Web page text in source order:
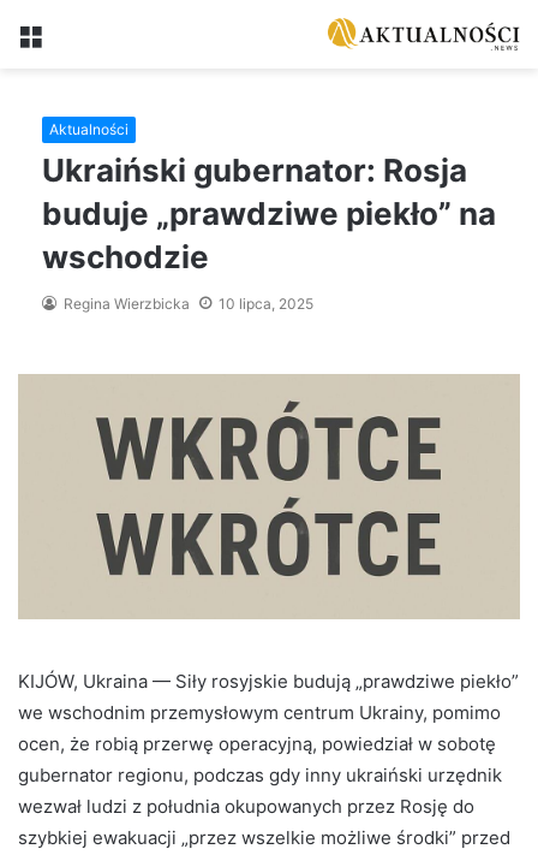
Menu
Aktualności
Ukraiński gubernator: Rosja
buduje „prawdziwe piekło” na
wschodzie
Regina Wierzbicka 10 lipca, 2025
KIJÓW, Ukraina — Siły rosyjskie budują „prawdziwe piekło”
we wschodnim przemysłowym centrum Ukrainy, pomimo
ocen, że robią przerwę operacyjną, powiedział w sobotę
gubernator regionu, podczas gdy inny ukraiński urzędnik
wezwał ludzi z południa okupowanych przez Rosję do
szybkiej ewakuacji „przez wszelkie możliwe środki” przed